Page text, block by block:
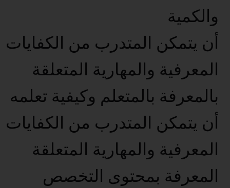
والكمية
أن يتمكن المتدرب من الكفايات
المعرفية والمهارية المتعلقة
بالمعرفة بالمتعلم وكيفية تعلمه
أن يتمكن المتدرب من الكفايات
المعرفية والمهارية المتعلقة
المعرفة بمحتوى التخصص